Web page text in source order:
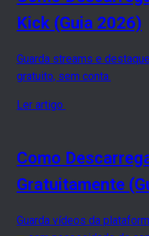
Kick (Guia 2026)
Guarda streams e
gratuito, sem conta.
Ler artigo
Como
Gratuitamente
Guarda vídeos da